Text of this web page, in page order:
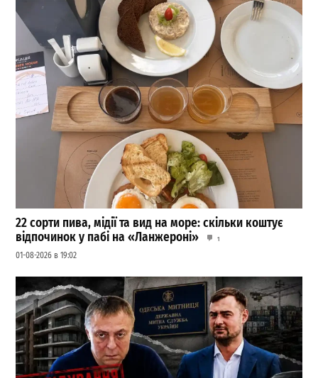
22 сорти пива, мідії та вид на море: скільки коштує
відпочинок у пабі на «Ланжероні»
1
01-08-2026 в 19:02